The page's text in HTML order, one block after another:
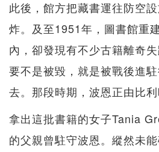
此後，館方把藏書運往防空
炸。及至1951年，圖書館重
內，卻發現有不少古籍離奇
要不是被毀，就是被戰後進
去。那段時期，波恩正由比利
拿出這批書籍的女子Tania
的父親曾駐守波恩。縱然未